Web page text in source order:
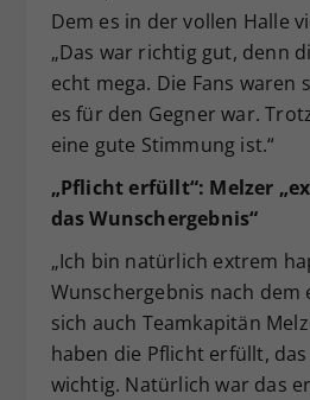
Dem es in der vollen Halle
„Das war richtig gut, denn
echt mega. Die Fans waren
es für den Gegner war.
eine gute Stimmung ist.“
„Pflicht erfüllt“: Melzer
das Wunschergebnis“
„Ich bin natürlich extrem
Wunschergebnis nach dem
sich auch Teamkapitän
haben die Pflicht erfüllt,
wichtig. Natürlich war das